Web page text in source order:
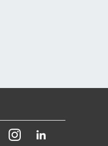
YoutubeInstagram